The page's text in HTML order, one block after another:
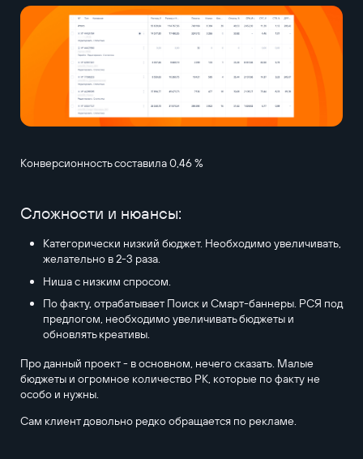
Конверсионность составила 0,46 %
Сложности и нюансы:
Категорически низкий бюджет. Необходимо увеличивать,
желательно в 2-3 раза.
Ниша с низким спросом.
По факту, отрабатывает Поиск и Смарт-баннеры. РСЯ под
предлогом, необходимо увеличивать бюджеты и
обновлять креативы.
Про данный проект - в основном, нечего сказать. Малые
бюджеты и огромное количество РК, которые по факту не
особо и нужны.
Сам клиент довольно редко обращается по рекламе.